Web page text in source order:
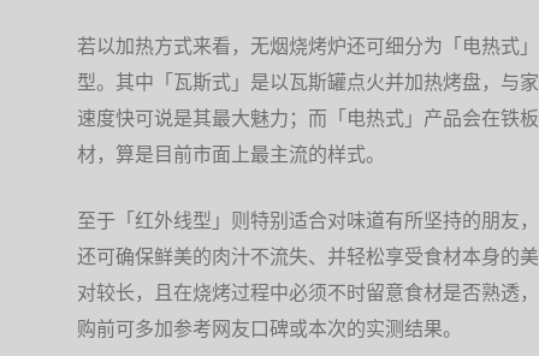
若以加热方式来看，无烟烧烤炉还可细分为「电热式
型。其中「瓦斯式」是以瓦斯罐点火并加热烤盘，与
速度快可说是其最大魅力；而「电热式」产品会在铁
材，算是目前市面上最主流的样式。
至于「红外线型」则特别适合对味道有所坚持的朋友
还可确保鲜美的肉汁不流失、并轻松享受食材本身的
对较长，且在烧烤过程中必须不时留意食材是否熟透
购前可多加参考网友口碑或本次的实测结果。